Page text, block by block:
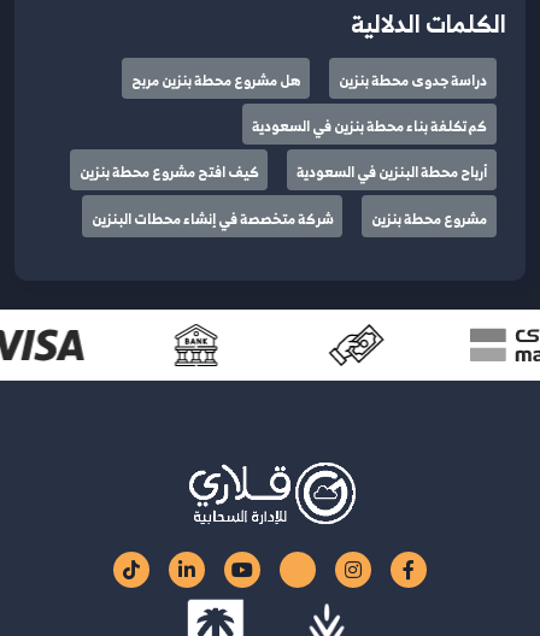
الكلمات الدلالية
دراسة جدوى محطة بنزين
هل مشروع محطة بنزين مربح
كم تكلفة بناء محطة بنزين في السعودية
أرباح محطة البنزين في السعودية
كيف افتح مشروع محطة بنزين
مشروع محطة بنزين
شركة متخصصة في إنشاء محطات البنزين